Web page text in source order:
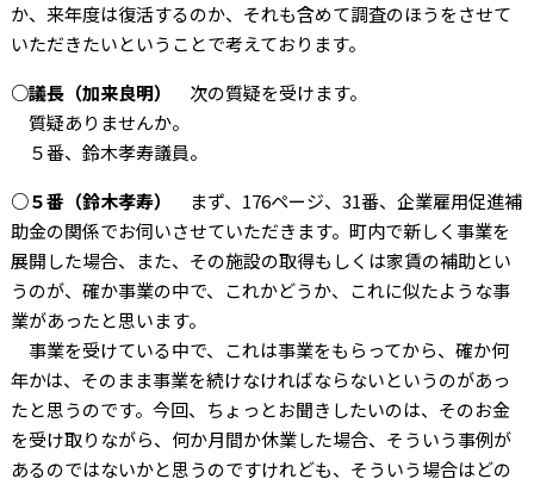
か、来年度は復活するのか、それも含めて調査のほうをさせて
いただきたいということで考えております。
○議長（加来良明）
次の質疑を受けます。
質疑ありませんか。
５番、鈴木孝寿議員。
○５番（鈴木孝寿）
まず、176ページ、31番、企業雇用促進補
助金の関係でお伺いさせていただきます。町内で新しく事業を
展開した場合、また、その施設の取得もしくは家賃の補助とい
うのが、確か事業の中で、これかどうか、これに似たような事
業があったと思います。
事業を受けている中で、これは事業をもらってから、確か何
年かは、そのまま事業を続けなければならないというのがあっ
たと思うのです。今回、ちょっとお聞きしたいのは、そのお金
を受け取りながら、何か月間か休業した場合、そういう事例が
あるのではないかと思うのですけれども、そういう場合はどの